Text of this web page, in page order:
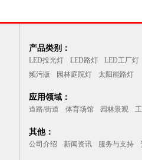
产品类别：
LED投光灯 LED路灯
LED工厂灯
频污版
园林庭院灯 太阳能路灯
应用领域：
道路/街道 体育场馆 园林景观
其他：
公司介绍 新闻资讯 服务与支持